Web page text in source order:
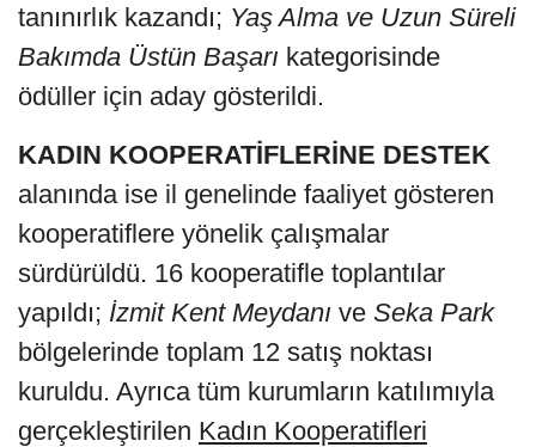
tanınırlık kazandı; Yaş Alma ve Uzun Süreli
Bakımda Üstün Başarı kategorisinde
ödüller için aday gösterildi.
KADIN KOOPERATİFLERİNE DESTEK
alanında ise il genelinde faaliyet gösteren
kooperatiflere yönelik çalışmalar
sürdürüldü. 16 kooperatifle toplantılar
yapıldı; İzmit Kent Meydanı ve Seka Park
bölgelerinde toplam 12 satış noktası
kuruldu. Ayrıca tüm kurumların katılımıyla
gerçekleştirilen Kadın Kooperatifleri